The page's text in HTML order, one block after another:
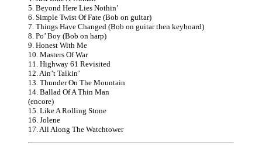
5. Beyond Here Lies Nothin’
6. Simple Twist Of Fate (Bob on guitar)
7. Things Have Changed (Bob on guitar then keyboard)
8. Po’ Boy (Bob on harp)
9. Honest With Me
10. Masters Of War
11. Highway 61 Revisited
12. Ain’t Talkin’
13. Thunder On The Mountain
14. Ballad Of A Thin Man
(encore)
15. Like A Rolling Stone
16. Jolene
17. All Along The Watchtower